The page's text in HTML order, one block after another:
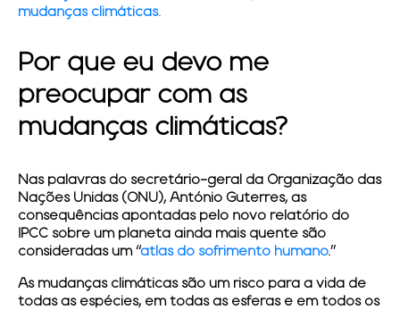
mudanças climáticas.
Por que eu devo me
preocupar com as
mudanças climáticas?
Nas palavras do secretário-geral da Organização das
Nações Unidas (ONU), António Guterres, as
consequências apontadas pelo novo relatório do
IPCC sobre um planeta ainda mais quente são
consideradas um “atlas do sofrimento humano.”
As mudanças climáticas são um risco para a vida de
todas as espécies, em todas as esferas e em todos os